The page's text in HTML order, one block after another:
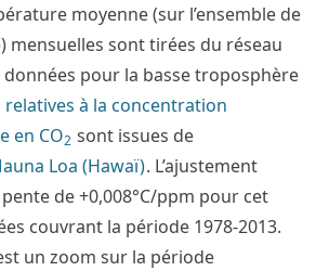
moyenne (sur l’ensemble de
mensuelles sont tirées du réseau
données pour la basse troposphère
relatives à la concentration
en CO2 sont issues de
Loa (Hawaï). L’ajustement
de +0,008°C/ppm pour cet
couvrant la période 1978-2013.
un zoom sur la période